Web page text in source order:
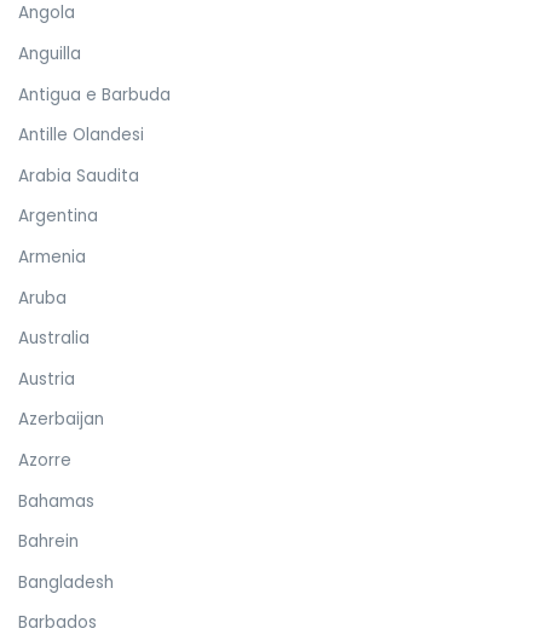
Angola
Anguilla
Antigua e Barbuda
Antille Olandesi
Arabia Saudita
Argentina
Armenia
Aruba
Australia
Austria
Azerbaijan
Azorre
Bahamas
Bahrein
Bangladesh
Barbados